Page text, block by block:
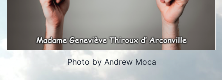
Photo by Andrew Moca